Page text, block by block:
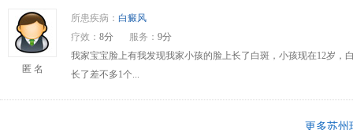
匿 名
所患疾病： 白癜风
疗效： 8分 服务： 9分
我家宝宝脸上有我发现我家小孩的脸上长了白斑，小孩现在12岁
长了差不多1个...
更多苏州